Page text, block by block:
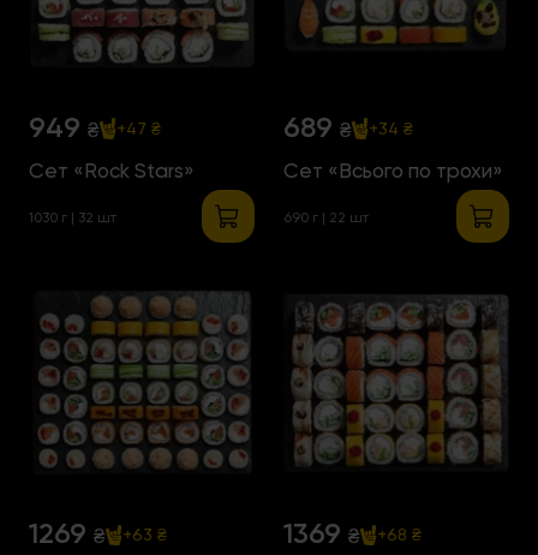
949 ₴ +47 ₴
Сет «Rock Stars»
1030 г | 32 шт
689 ₴ +34 ₴
Сет «Всього по трохи»
690 г | 22 шт
1269 ₴ +63 ₴ 1369 ₴ +68 ₴